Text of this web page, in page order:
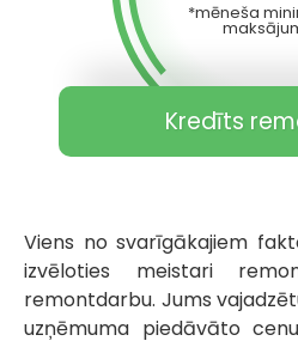
*mēneša
Kredīts
Viens no svarīgākajiem
izvēloties meistari
remontdarbu. Jums
uzņēmuma piedāvāto